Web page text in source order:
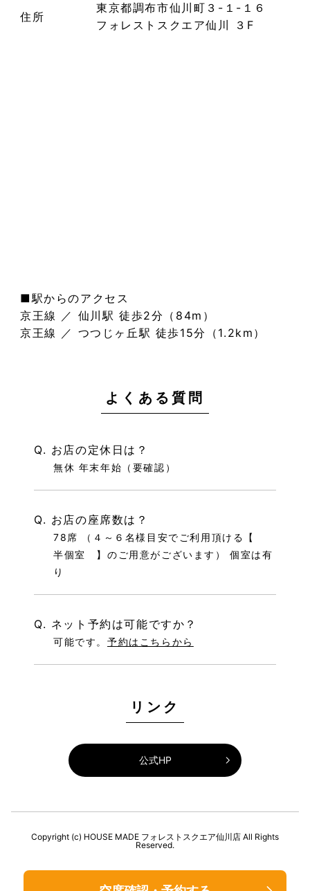
住所
東京都調布市仙川町３-１-１６
フォレストスクエア仙川 ３F
■駅からのアクセス
京王線 ／ 仙川駅 徒歩2分（84m）
京王線 ／ つつじヶ丘駅 徒歩15分（1.2km）
よくある質問
Q. お店の定休日は？
無休 年末年始（要確認）
Q. お店の座席数は？
78席 （４～６名様目安でご利用頂ける【
半個室 】のご用意がございます） 個室は有
り
Q. ネット予約は可能ですか？
可能です。 予約はこちらから
リンク
公式HP
Copyright (c) HOUSE MADE フォレストスクエア仙川店 All Rights
Reserved.